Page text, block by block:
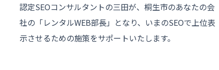
認定SEOコンサルタントの三田が、桐生市のあなたの会
社の「レンタルWEB部長」となり、いまのSEOで上位表
示させるための施策をサポートいたします。